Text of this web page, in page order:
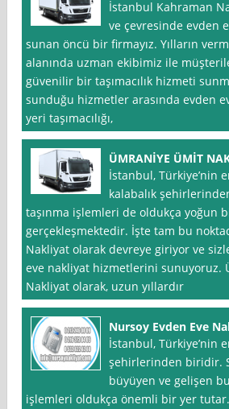
İstanbul Kahraman
ve çevresinde evden
sunan öncü bir firmayız. Yılların
alanında uzman ekibimiz ile
güvenilir bir taşımacılık hizmeti
sunduğu hizmetler arasında evden
yeri taşımacılığı,
ÜMRANİYE ÜMİT
İstanbul, Türkiye’nin
kalabalık
taşınma işlemleri de oldukça yoğun
gerçekleşmektedir. İşte tam bu
Nakliyat olarak devreye giriyor ve
eve nakliyat hizmetlerini sunuyoruz.
Nakliyat olarak, uzun yıllardır
Nursoy Evden Eve
İstanbul, Türkiye’nin
şehirlerinden biridir.
büyüyen ve gelişen
işlemleri oldukça önemli bir yer tutar.